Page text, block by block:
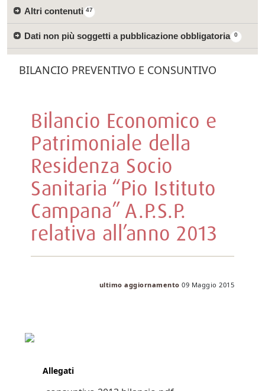
47
Altri contenuti
0
Dati non più soggetti a pubblicazione obbligatoria
BILANCIO PREVENTIVO E CONSUNTIVO
Bilancio Economico e
Patrimoniale della
Residenza Socio
Sanitaria “Pio Istituto
Campana” A.P.S.P.
relativa all’anno 2013
ultimo aggiornamento 09 Maggio 2015
Allegati